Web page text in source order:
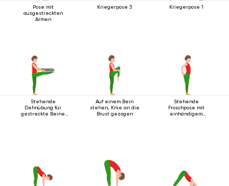
Pose mit
ausgestreckten
Armen
Kriegerpose 3 Kriegerpose 1
Stehende
Dehnübung für
gestreckte Beine
Auf einem Bein
stehen, Knie an die
Brust gezogen
Stehende
Froschpose mit
einhändigem